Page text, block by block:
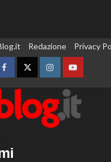
Redazione Privacy
FacebookTwitterInstagramYouTube